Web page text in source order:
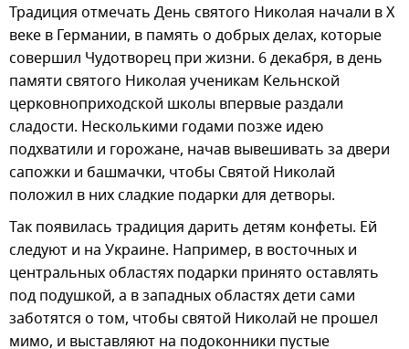
Традиция отмечать День святого Николая начали в Х
веке в Германии, в память о добрых делах, которые
совершил Чудотворец при жизни. 6 декабря, в день
памяти святого Николая ученикам Кельнской
церковноприходской школы впервые раздали
сладости. Несколькими годами позже идею
подхватили и горожане, начав вывешивать за двери
сапожки и башмачки, чтобы Святой Николай
положил в них сладкие подарки для детворы.
Так появилась традиция дарить детям конфеты. Ей
следуют и на Украине. Например, в восточных и
центральных областях подарки принято оставлять
под подушкой, а в западных областях дети сами
заботятся о том, чтобы святой Николай не прошел
мимо, и выставляют на подоконники пустые